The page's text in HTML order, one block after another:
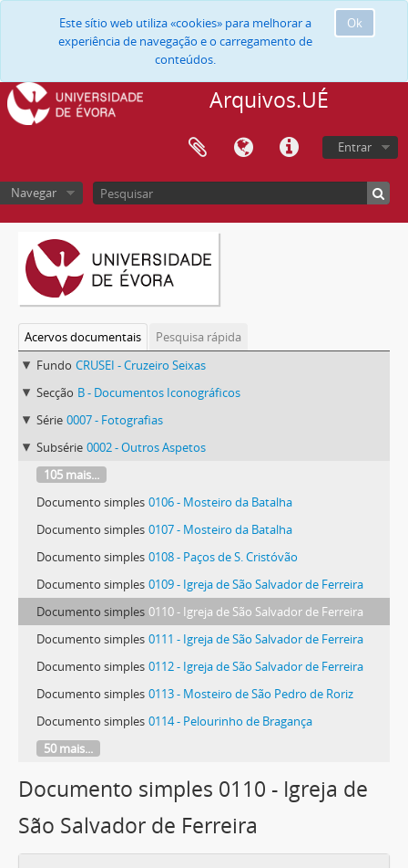
Ok
Este sítio web utiliza «cookies» para melhorar a
experiência de navegação e o carregamento de
conteúdos.
Arquivos.UÉ
Entrar
Navegar
Acervos documentais
Pesquisa rápida
Fundo CRUSEI - Cruzeiro Seixas
Secção B - Documentos Iconográficos
Série 0007 - Fotografias
Subsérie 0002 - Outros Aspetos
105 mais...
Documento simples 0106 - Mosteiro da Batalha
Documento simples 0107 - Mosteiro da Batalha
Documento simples 0108 - Paços de S. Cristóvão
Documento simples 0109 - Igreja de São Salvador de Ferreira
Documento simples 0110 - Igreja de São Salvador de Ferreira
Documento simples 0111 - Igreja de São Salvador de Ferreira
Documento simples 0112 - Igreja de São Salvador de Ferreira
Documento simples 0113 - Mosteiro de São Pedro de Roriz
Documento simples 0114 - Pelourinho de Bragança
50 mais...
Documento simples 0110 - Igreja de
São Salvador de Ferreira